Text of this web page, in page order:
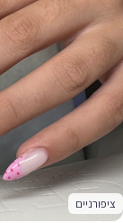
ציפורניים